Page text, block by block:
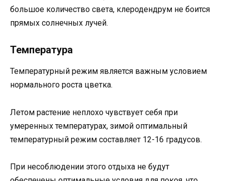
большое количество света, клеродендрум не боится
прямых солнечных лучей.
Температура
Температурный режим является важным условием
нормального роста цветка.
Летом растение неплохо чувствует себя при
умеренных температурах, зимой оптимальный
температурный режим составляет 12-16 градусов.
При несоблюдении этого отдыха не будут